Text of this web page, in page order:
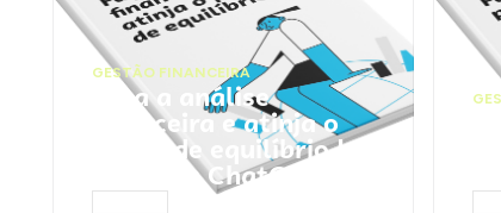
GESTÃO FINANCEIRA
Faça a análise
financeira e atinja o
ponto de equilíbrio |
Prompts ChatGPT